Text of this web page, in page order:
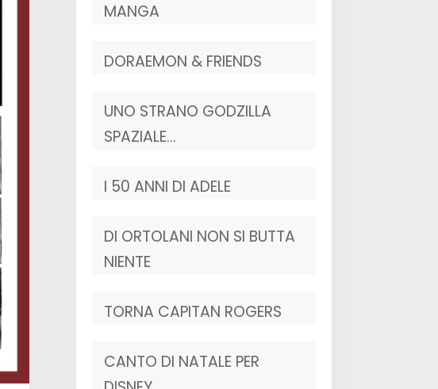
MANGA
DORAEMON & FRIENDS
UNO STRANO GODZILLA
SPAZIALE…
I 50 ANNI DI ADELE
DI ORTOLANI NON SI BUTTA
NIENTE
TORNA CAPITAN ROGERS
CANTO DI NATALE PER